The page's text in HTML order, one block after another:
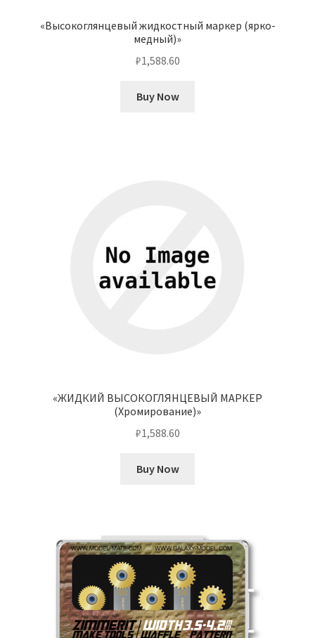
«Высокоглянцевый жидкостный маркер (ярко-
медный)»
₽1,588.60
Buy Now
«ЖИДКИЙ ВЫСОКОГЛЯНЦЕВЫЙ МАРКЕР
(Хромирование)»
₽1,588.60
Buy Now